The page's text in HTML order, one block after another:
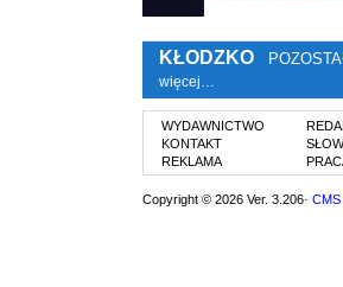
KŁODZKO
więcej…
WYDAWNICTWO
KONTAKT
REKLAMA
Copyright © 2026 Ver. 3.206·